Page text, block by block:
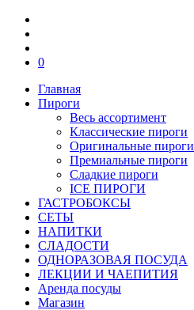
0
Главная
Пироги
Весь ассортимент
Классические пироги
Оригинальные пироги
Премиальные пироги
Сладкие пироги
ICE ПИРОГИ
ГАСТРОБОКСЫ
СЕТЫ
НАПИТКИ
СЛАДОСТИ
ОДНОРАЗОВАЯ ПОСУДА
ЛЕКЦИИ И ЧАЕПИТИЯ
Аренда посуды
Магазин